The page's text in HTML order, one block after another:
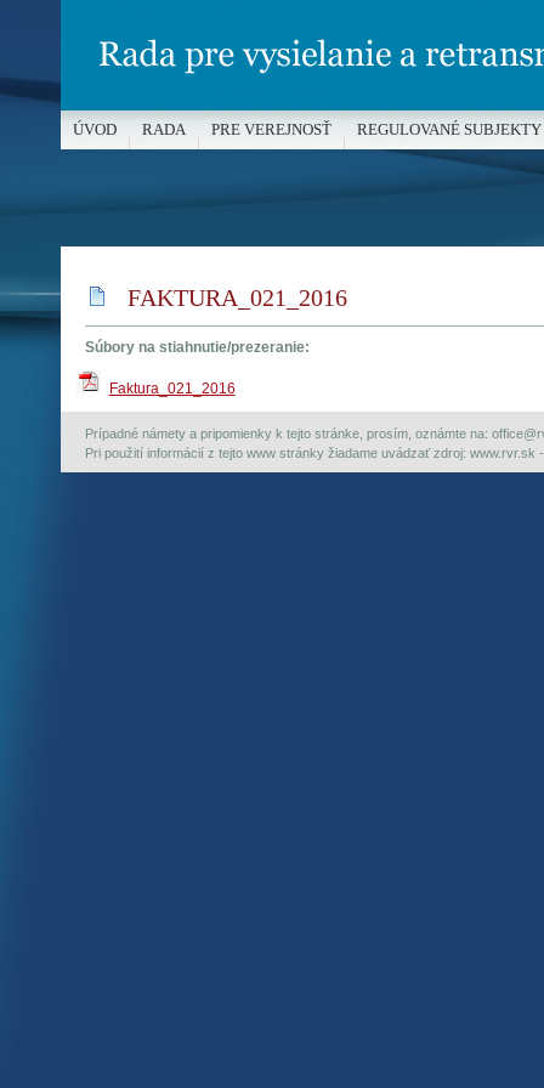
FAKTURA_021_2016
Súbory na stiahnutie/prezeranie:
Faktura_021_2016
Prípadné námety a pripomienky k tejto stránke, prosím, oznámte na:
Pri použití informácií z tejto www stránky žiadame uvádzať zdroj: www.rvr.sk
ÚVOD RADA PRE VEREJNOSŤ REGULOVANÉ SUBJEKTY